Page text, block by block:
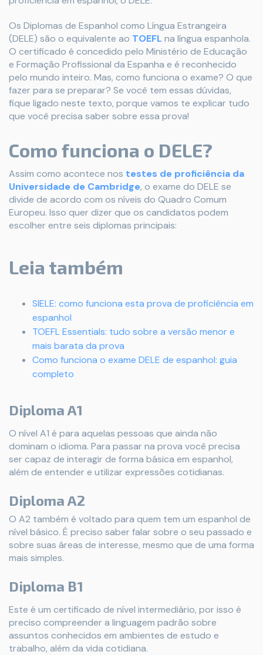
Os Diplomas de Espanhol como Língua Estrangeira
(DELE) são o equivalente ao TOEFL na língua espanhola.
O certificado é concedido pelo Ministério de Educação
e Formação Profissional da Espanha e é reconhecido
pelo mundo inteiro. Mas, como funciona o exame? O que
fazer para se preparar? Se você tem essas dúvidas,
fique ligado neste texto, porque vamos te explicar tudo
que você precisa saber sobre essa prova!
Como funciona o DELE?
Assim como acontece nos testes de proficiência da
Universidade de Cambridge, o exame do DELE se
divide de acordo com os níveis do Quadro Comum
Europeu. Isso quer dizer que os candidatos podem
escolher entre seis diplomas principais:
Leia também
SIELE: como funciona esta prova de proficiência em
espanhol
TOEFL Essentials: tudo sobre a versão menor e
mais barata da prova
Como funciona o exame DELE de espanhol: guia
completo
Diploma A1
O nível A1 é para aquelas pessoas que ainda não
dominam o idioma. Para passar na prova você precisa
ser capaz de interagir de forma básica em espanhol,
além de entender e utilizar expressões cotidianas.
Diploma A2
O A2 também é voltado para quem tem um espanhol de
nível básico. É preciso saber falar sobre o seu passado e
sobre suas áreas de interesse, mesmo que de uma forma
mais simples.
Diploma B1
Este é um certificado de nível intermediário, por isso é
preciso compreender a linguagem padrão sobre
assuntos conhecidos em ambientes de estudo e
trabalho, além da vida cotidiana.